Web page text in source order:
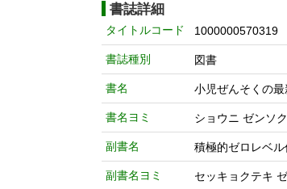
書誌詳細
タイトルコード 1000000570319
書誌種別 図書
書名 小児ぜんそくの
書名ヨミ ショウニ ゼンソ
副書名 積極的ゼロレベル
副書名ヨミ セッキョクテキ